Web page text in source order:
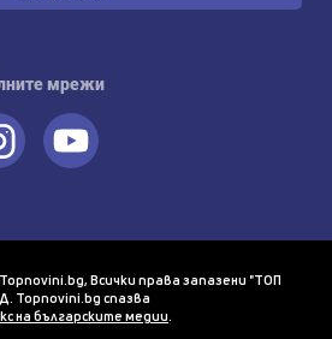
мрежи
Всички права запазени "ТОП
Topnovini.bg спазва
на българските медии